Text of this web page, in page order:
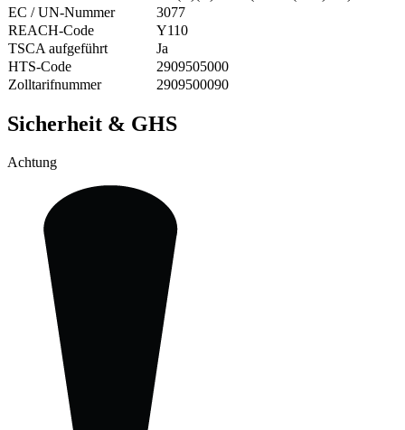
EC / UN-Nummer
3077
REACH-Code
Y110
TSCA aufgeführt
Ja
HTS-Code
2909505000
Zolltarifnummer
2909500090
Sicherheit & GHS
Achtung